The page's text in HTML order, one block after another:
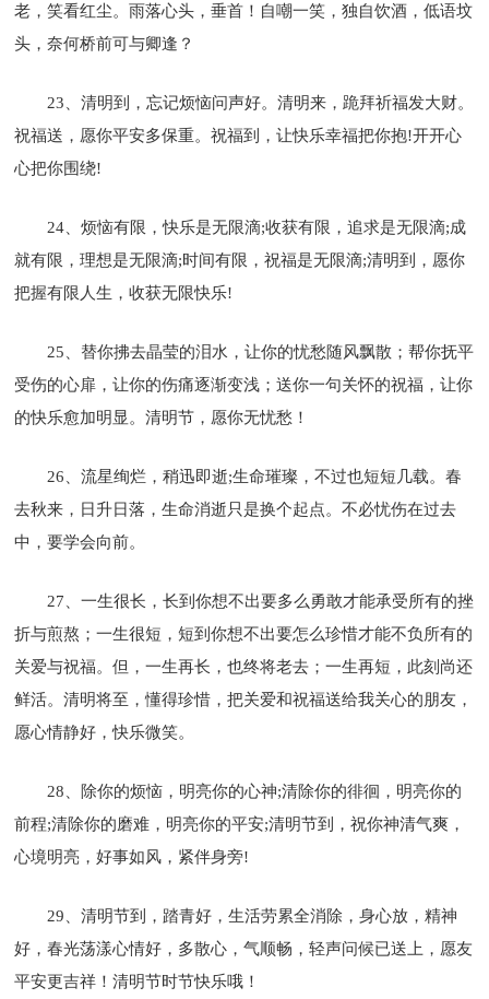
老，笑看红尘。雨落心头，垂首！自嘲一笑，独自饮酒，低语坟
头，奈何桥前可与卿逢？
23、清明到，忘记烦恼问声好。清明来，跪拜祈福发大财。
祝福送，愿你平安多保重。祝福到，让快乐幸福把你抱!开开心
心把你围绕!
24、烦恼有限，快乐是无限滴;收获有限，追求是无限滴;成
就有限，理想是无限滴;时间有限，祝福是无限滴;清明到，愿你
把握有限人生，收获无限快乐!
25、替你拂去晶莹的泪水，让你的忧愁随风飘散；帮你抚平
受伤的心扉，让你的伤痛逐渐变浅；送你一句关怀的祝福，让你
的快乐愈加明显。清明节，愿你无忧愁！
26、流星绚烂，稍迅即逝;生命璀璨，不过也短短几载。春
去秋来，日升日落，生命消逝只是换个起点。不必忧伤在过去
中，要学会向前。
27、一生很长，长到你想不出要多么勇敢才能承受所有的挫
折与煎熬；一生很短，短到你想不出要怎么珍惜才能不负所有的
关爱与祝福。但，一生再长，也终将老去；一生再短，此刻尚还
鲜活。清明将至，懂得珍惜，把关爱和祝福送给我关心的朋友，
愿心情静好，快乐微笑。
28、除你的烦恼，明亮你的心神;清除你的徘徊，明亮你的
前程;清除你的磨难，明亮你的平安;清明节到，祝你神清气爽，
心境明亮，好事如风，紧伴身旁!
29、清明节到，踏青好，生活劳累全消除，身心放，精神
好，春光荡漾心情好，多散心，气顺畅，轻声问候已送上，愿友
平安更吉祥！清明节时节快乐哦！